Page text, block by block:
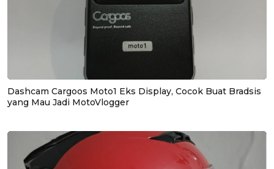
Dashcam Cargoos Moto1 Eks Display, Cocok Buat Bradsis
yang Mau Jadi MotoVlogger